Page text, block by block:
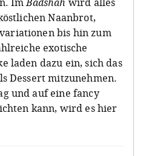
Naanbrot,
bis hin zum
exotische
laden dazu ein, sich das
Dessert mitzunehmen.
und auf eine fancy
kann, wird es hier